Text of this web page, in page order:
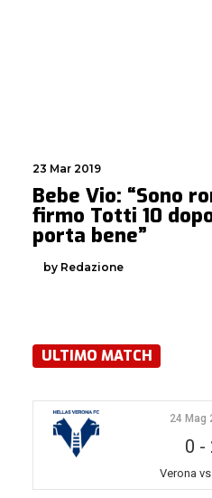
23 Mar 2019
Bebe Vio: “Sono
firmo Totti 10
porta bene”
by Redazione
ULTIMO MATCH
24 Mag
0 -
Verona